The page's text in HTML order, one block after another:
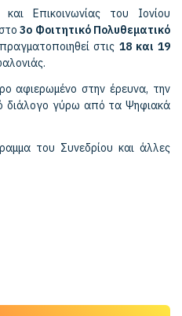
Επικοινωνίας του Ιονίου
3ο Φοιτητικό Πολυθεματικό
στις 18 και 19
αφιερωμένο στην έρευνα, την
διάλογο γύρω από τα Ψηφιακά
του Συνεδρίου και άλλες